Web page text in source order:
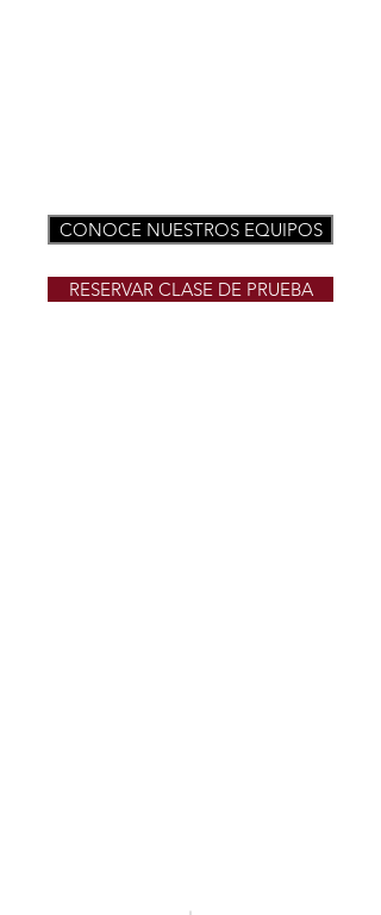
CONOCE NUESTROS EQUIPOS
RESERVAR CLASE DE PRUEBA